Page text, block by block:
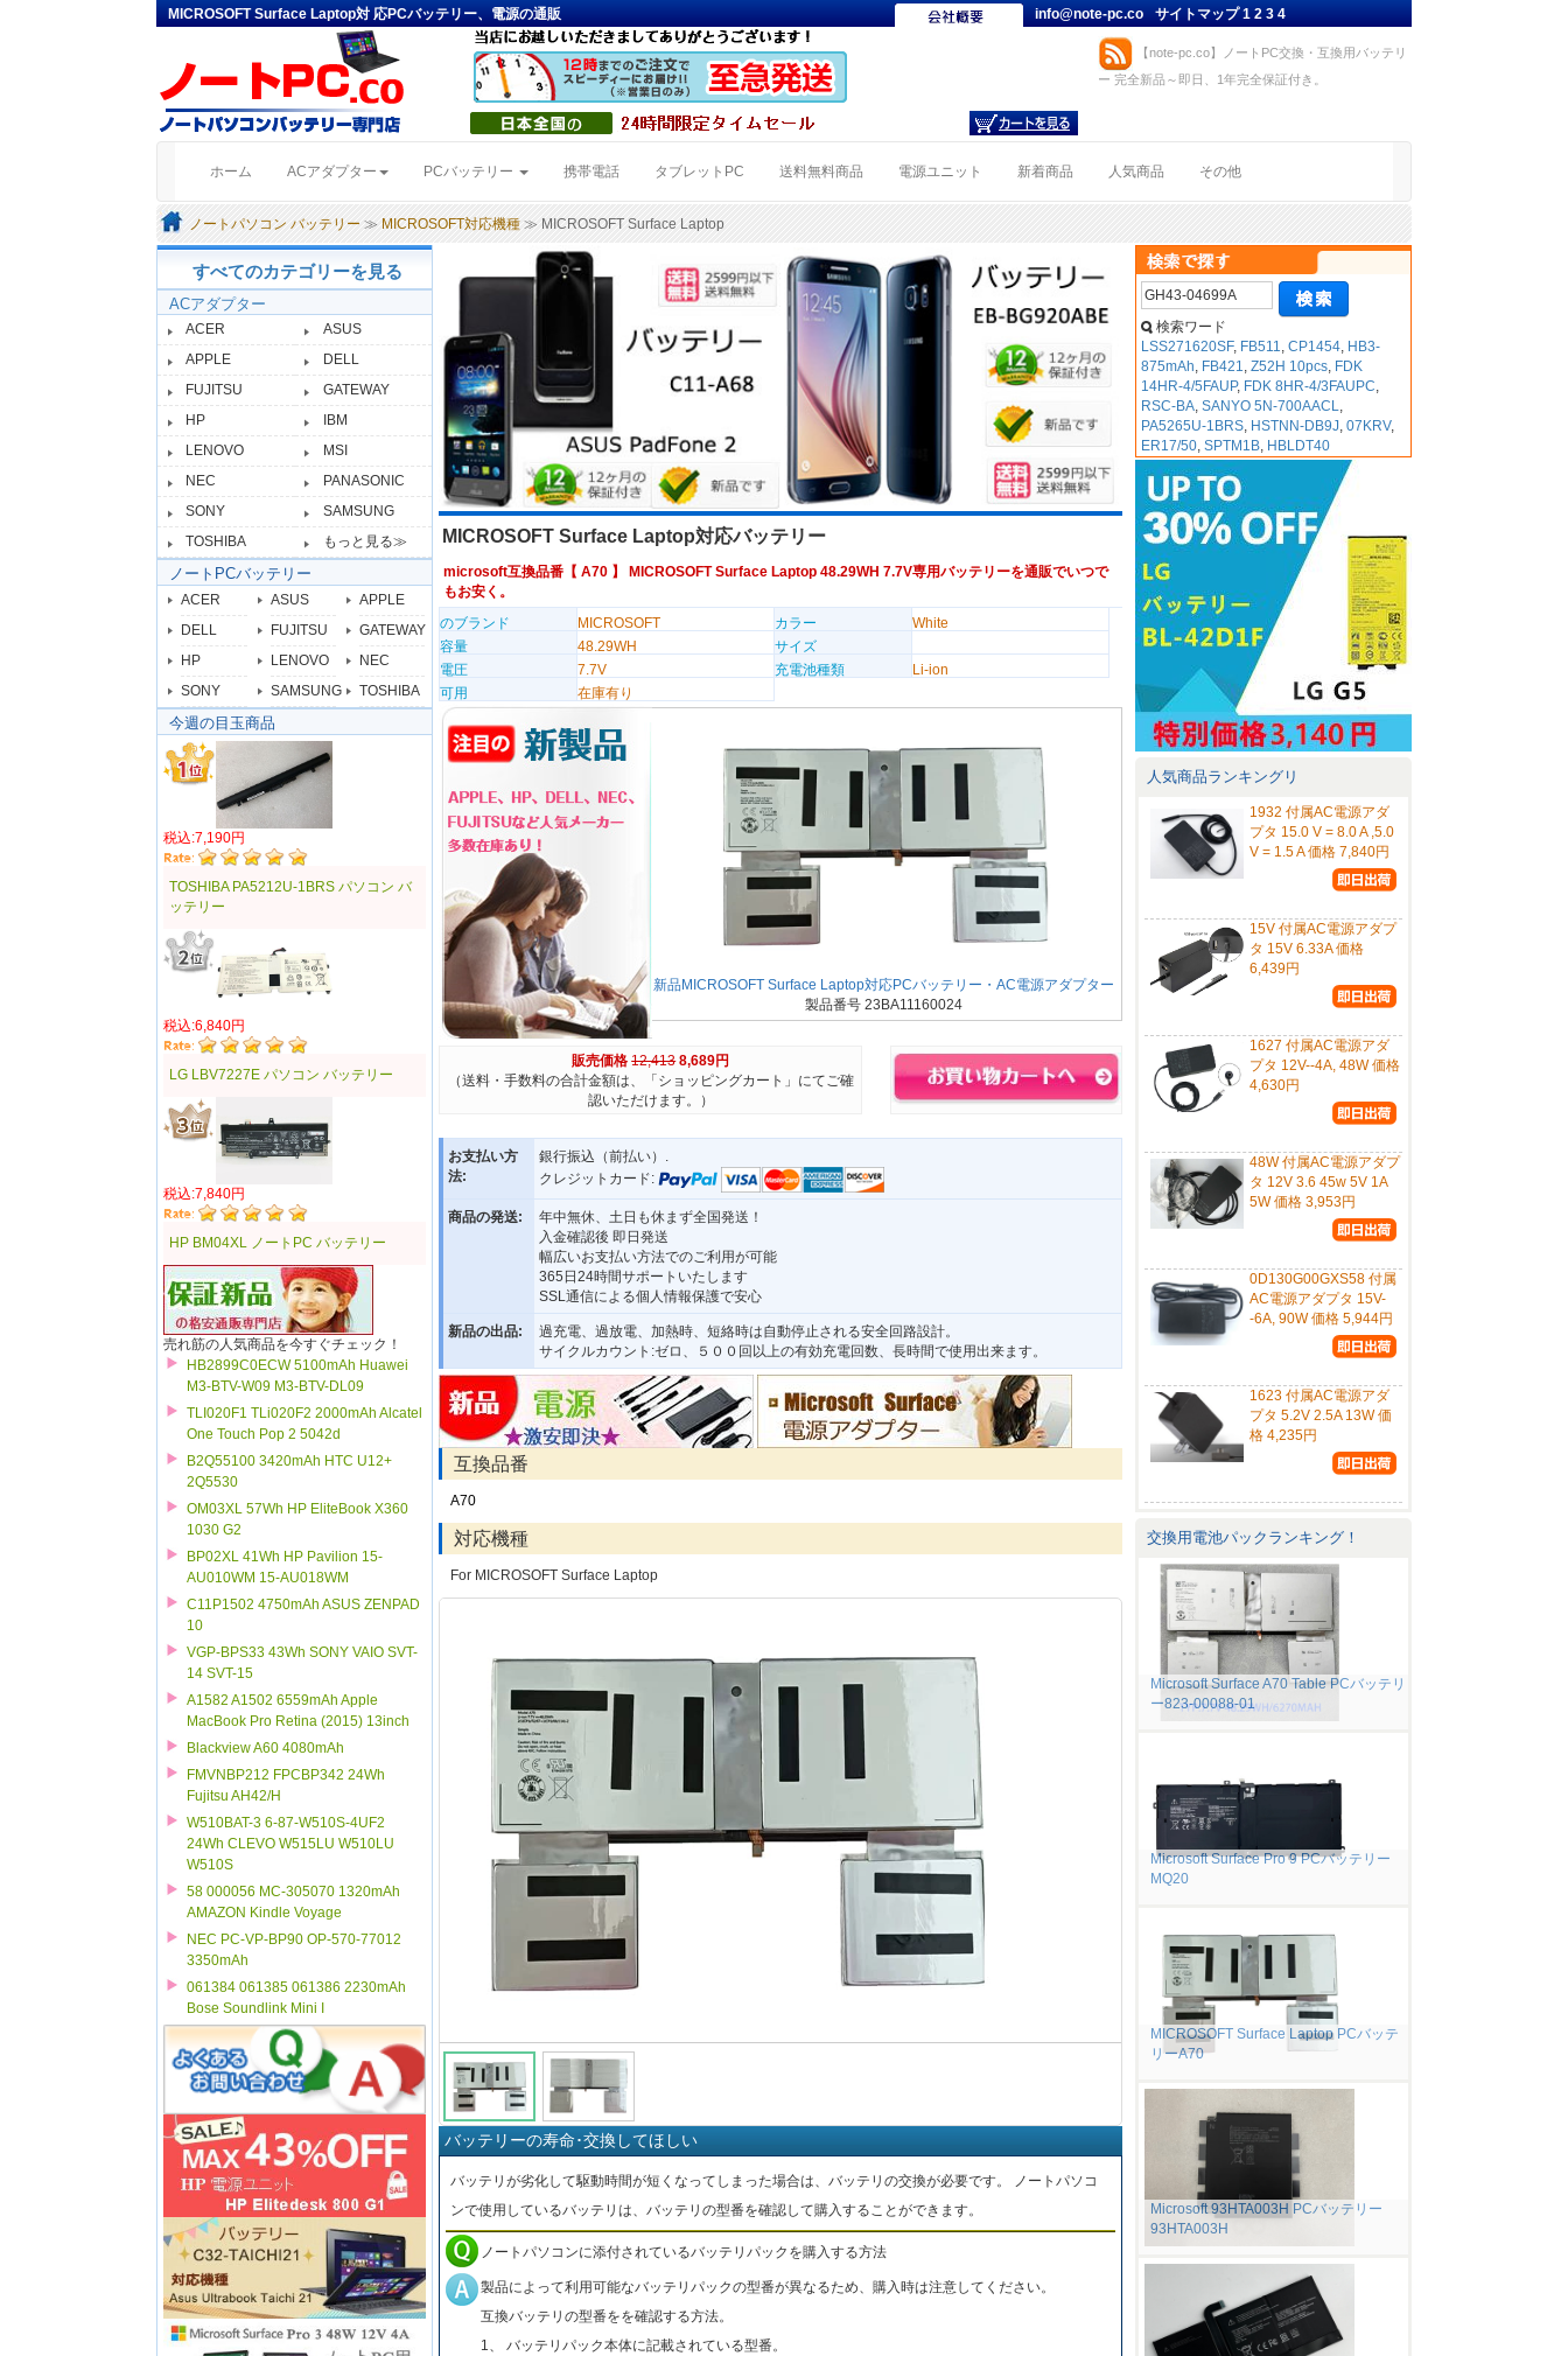
MICROSOFT Surface Laptop対 応PCバッテリー、電源の通販 info@note-pc.co サイトマップ1234
【note-pc.co】ノートPC交換・互換用バッテリ
ー 完全新品～即日、1年完全保証付き。
ホーム (current)ACアダプター PCバッテリー 携帯電話 タブレットPC 送料無料商品 電源ユニット 新着商品 人気商品 その他
ノートパソコン バッテリー ≫ MICROSOFT対応機種 ≫ MICROSOFT Surface Laptop
すべてのカテゴリーを見る
ACアダプター
ACER
ASUS
APPLE
DELL
FUJITSU
GATEWAY
HP
IBM
LENOVO
MSI
NEC
PANASONIC
SONY
SAMSUNG
TOSHIBA
もっと見る≫
ノートPCバッテリー
ACER ASUS
APPLE
DELL
FUJITSU
GATEWAY
HP
LENOVO
NEC
SONY
SAMSUNG TOSHIBA
今週の目玉商品
税込:7,190円
TOSHIBA PA5212U-1BRS パソコン バ
ッテリー
税込:6,840円
LG LBV7227E パソコン バッテリー
税込:7,840円
HP BM04XL ノートPC バッテリー
売れ筋の人気商品を今すぐチェック！
HB2899C0ECW 5100mAh Huawei
M3-BTV-W09 M3-BTV-DL09
TLI020F1 TLi020F2 2000mAh Alcatel
One Touch Pop 2 5042d
B2Q55100 3420mAh HTC U12+
2Q5530
OM03XL 57Wh HP EliteBook X360
1030 G2
BP02XL 41Wh HP Pavilion 15-
AU010WM 15-AU018WM
C11P1502 4750mAh ASUS ZENPAD
10
VGP-BPS33 43Wh SONY VAIO SVT-
14 SVT-15
A1582 A1502 6559mAh Apple
MacBook Pro Retina (2015) 13inch
Blackview A60 4080mAh
FMVNBP212 FPCBP342 24Wh
Fujitsu AH42/H
W510BAT-3 6-87-W510S-4UF2
24Wh CLEVO W515LU W510LU
W510S
58 000056 MC-305070 1320mAh
AMAZON Kindle Voyage
NEC PC-VP-BP90 OP-570-77012
3350mAh
061384 061385 061386 2230mAh
Bose Soundlink Mini I
MICROSOFT Surface Laptop対応バッテリー
microsoft互換品番【 A70】 MICROSOFT Surface Laptop 48.29WH 7.7V専用バッテリーを通販でいつで
もお安く。
のブランド
MICROSOFT カラー
White
容量
48.29WH
サイズ
電圧
7.7V 充電池種類
Li-ion
可用
在庫有り
新品MICROSOFT Surface Laptop対応PCバッテリー・AC電源アダプター
製品番号 23BA11160024
販売価格 12,413 8,689円
（送料・手数料の合計金額は、「ショッピングカート」にてご確
認いただけます。）
お支払い方
法:
銀行振込（前払い）.
クレジットカード:
商品の発送:
年中無休、土日も休まず全国発送！
入金確認後 即日発送
幅広いお支払い方法でのご利用が可能
365日24時間サポートいたします
SSL通信による個人情報保護で安心
新品の出品:
過充電、過放電、加熱時、短絡時は自動停止される安全回路設計。
サイクルカウント:ゼロ、５００回以上の有効充電回数、長時間で使用出来ます。
互換品番
A70
対応機種
For MICROSOFT Surface Laptop
バッテリーの寿命･交換してほしい
バッテリが劣化して駆動時間が短くなってしまった場合は、バッテリの交換が必要です。 ノートパソコ
ンで使用しているバッテリは、バッテリの型番を確認して購入することができます。
ノートパソコンに添付されているバッテリパックを購入する方法
製品によって利用可能なバッテリパックの型番が異なるため、購入時は注意してください。
互換バッテリの型番をを確認する方法。
1、 バッテリパック本体に記載されている型番。
検索ワード
LSS271620SF, FB511,CP1454, HB3-
875mAh, FB421,Z52H 10pcs, FDK
14HR-4/5FAUP, FDK 8HR-4/3FAUPC,
RSC-BA,SANYO 5N-700AACL,
PA5265U-1BRS, HSTNN-DB9J,07KRV,
ER17/50,SPTM1B, HBLDT40
人気商品ランキングリ
1932 付属AC電源アダ
プタ 15.0 V = 8.0 A ,5.0
V = 1.5 A 価格 7,840円
15V 付属AC電源アダプ
タ 15V 6.33A 価格
6,439円
1627 付属AC電源アダ
プタ 12V--4A, 48W 価格
4,630円
48W 付属AC電源アダプ
タ 12V 3.6 45w 5V 1A
5W 価格 3,953円
0D130G00GXS58 付属
AC電源アダプタ 15V-
-6A, 90W 価格 5,944円
1623 付属AC電源アダ
プタ 5.2V 2.5A 13W 価
格 4,235円
交換用電池パックランキング！
Microsoft Surface A70 Table PCバッテリ
ー823-00088-01
Microsoft Surface Pro 9 PCバッテリー
MQ20
MICROSOFT Surface Laptop PCバッテ
リーA70
Microsoft 93HTA003H PCバッテリー
93HTA003H